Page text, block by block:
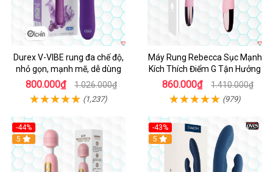
Durex V-VIBE rung đa chế độ,
nhỏ gọn, mạnh mẽ, dễ dùng
800.000₫ 1.026.000₫
(1,237)
Máy Rung Rebecca Sục Mạnh
Kích Thích Điểm G Tận Hưởng
860.000₫ 1.410.000₫
(979)
-44%
Hot
5
-43%
Hot
5